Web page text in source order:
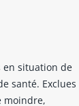
en situation de
santé. Exclues
moindre,